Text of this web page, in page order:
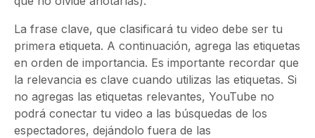
La frase clave, que clasificará tu video debe ser tu
primera etiqueta. A continuación, agrega las etiquetas
en orden de importancia. Es importante recordar que
la relevancia es clave cuando utilizas las etiquetas. Si
no agregas las etiquetas relevantes, YouTube no
podrá conectar tu video a las búsquedas de los
espectadores, dejándolo fuera de las